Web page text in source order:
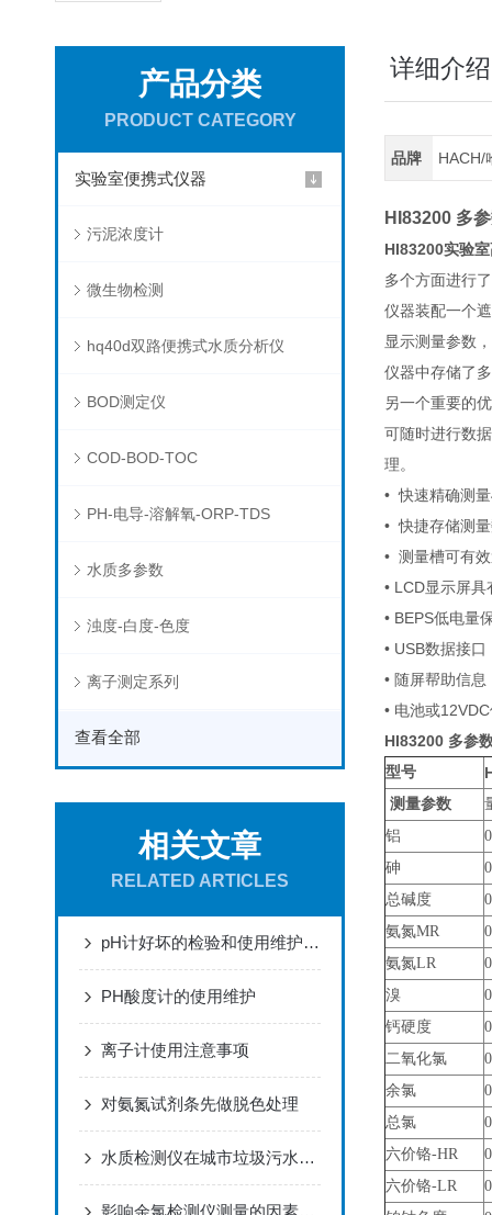
产品分类
PRODUCT CATEGORY
实验室便携式仪器
污泥浓度计
微生物检测
hq40d双路便携式水质分析仪
BOD测定仪
COD-BOD-TOC
PH-电导-溶解氧-ORP-TDS
水质多参数
浊度-白度-色度
离子测定系列
查看全部
相关文章
RELATED ARTICLES
pH计好坏的检验和使用维护要点
PH酸度计的使用维护
离子计使用注意事项
对氨氮试剂条先做脱色处理
水质检测仪在城市垃圾污水处理中的应用
影响余氯检测仪测量的因素分析
详细介绍
品牌 HACH/
HI83200 多
HI83200实验
多个方面进行
仪器装配一个
显示测量参数
仪器中存储了
另一个重要的
可随时进行数
理。
• 快速精确测
• 快捷存储测
• 测量槽可有
• LCD显示屏
• BEPS低电量
• USB数据接
• 随屏帮助信
• 电池或
HI83200 多参
型号
测量参数
铝
砷
总碱度
氨氮MR
氨氮LR
溴
钙硬度
二氧化氯
余氯
总氯
六价铬-HR
六价铬-LR